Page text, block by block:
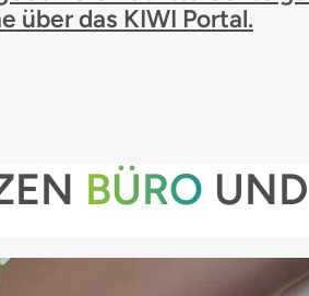
über das KIWI Portal.
BÜRO UND